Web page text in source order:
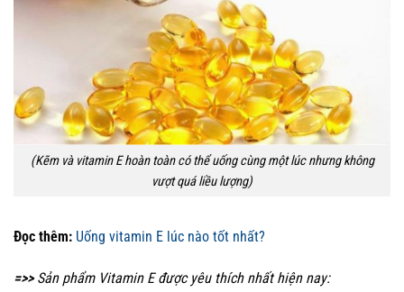
(Kẽm và vitamin E hoàn toàn có thể uống cùng một lúc nhưng không
vượt quá liều lượng)
Đọc thêm: Uống vitamin E lúc nào tốt nhất?
=>>Sản phẩm Vitamin E được yêu thích nhất hiện nay: